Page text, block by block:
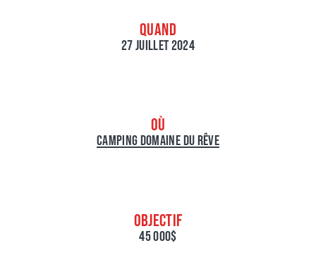
QUAND
27 JUILLET 2024
OÙ
CAMPING DOMAINE DU RÊVE
OBJECTIF
45 000$